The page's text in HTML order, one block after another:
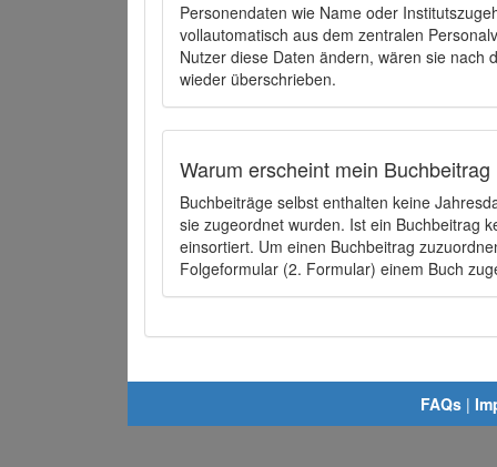
Personendaten wie Name oder
vollautomatisch aus dem zentralen
Nutzer diese Daten ändern, wären sie
wieder überschrieben.
Warum erscheint mein
Buchbeiträge selbst enthalten keine
sie zugeordnet wurden. Ist ein Buchbeitrag
einsortiert. Um einen Buchbeitrag
Folgeformular (2. Formular) einem Buch
FAQs |